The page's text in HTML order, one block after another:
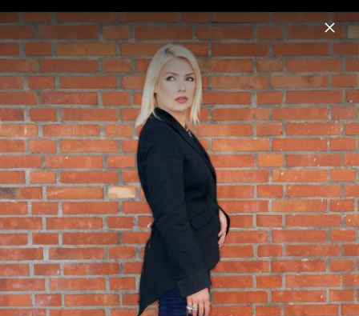
Menu
Kim Wilde
Home Musik Termine Fotos Biografie
Kim Wilde